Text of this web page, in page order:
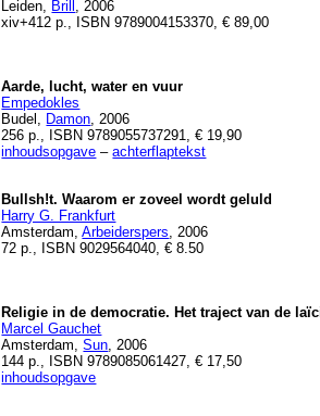
Leiden, Brill , 2006
xiv+412 p., ISBN 9789004153370, € 89,00
Aarde, lucht, water en vuur
Empedokles
Budel, Damon, 2006
256 p., ISBN 9789055737291, € 19,90
inhoudsopgave –achterflaptekst
Bullsh!t. Waarom er zoveel wordt geluld
Harry G. Frankfurt
Amsterdam,Arbeiderspers, 2006
72 p., ISBN 9029564040, € 8.50
Religie in de democratie. Het traject van de
Marcel Gauchet
Amsterdam,Sun, 2006
144 p., ISBN 9789085061427, € 17,50
inhoudsopgave